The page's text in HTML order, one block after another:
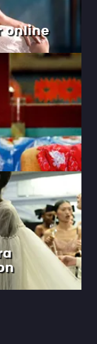
online